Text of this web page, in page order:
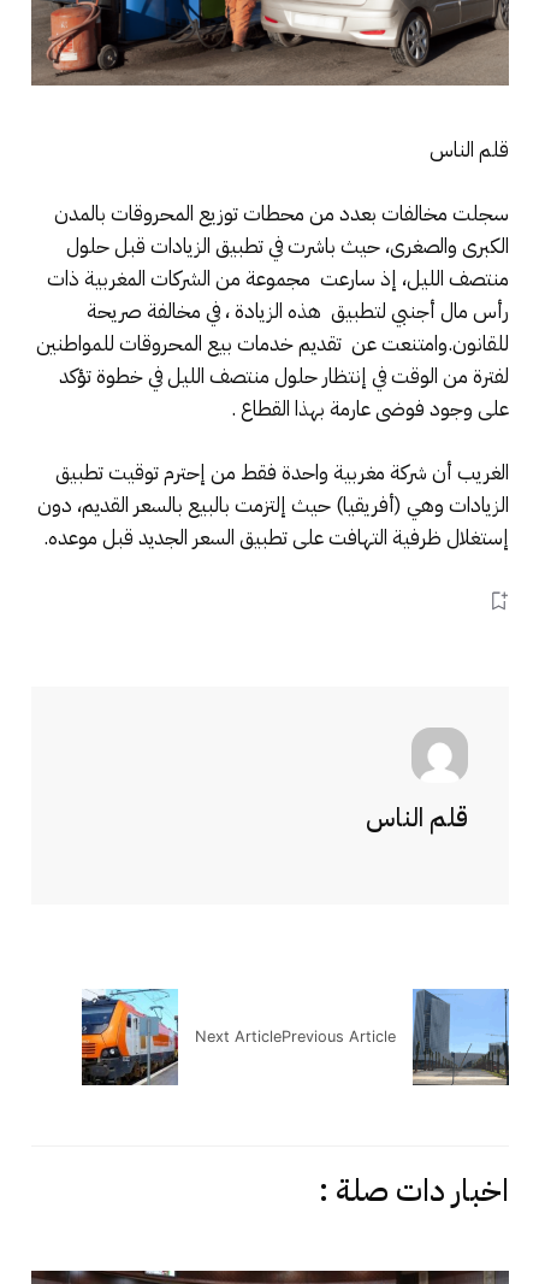
قلم الناس
سجلت مخالفات بعدد من محطات توزيع المحروقات بالمدن
الكبرى والصغرى، حيث باشرت في تطبيق الزيادات قبل حلول
منتصف الليل، إذ سارعت مجموعة من الشركات المغربية ذات
رأس مال أجنبي لتطبيق هذه الزيادة ، في مخالفة صريحة
للقانون.وامتنعت عن تقديم خدمات بيع المحروقات للمواطنين
لفترة من الوقت في إنتظار حلول منتصف الليل في خطوة تؤكد
على وجود فوضى عارمة بهذا القطاع .
الغريب أن شركة مغربية واحدة فقط من إحترم توقيت تطبيق
الزيادات وهي (أفريقيا) حيث إلتزمت بالبيع بالسعر القديم، دون
إستغلال ظرفية التهافت على تطبيق السعر الجديد قبل موعده.
قلم الناس
Previous Article
Next Article
اخبار دات صلة :